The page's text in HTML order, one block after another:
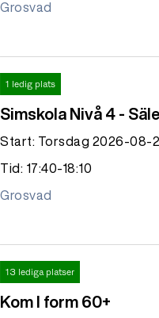
Grosvad
1 ledig plats
Simskola Nivå 4 -
Start: Torsdag 2026-08-
Tid: 17:40-18:10
Grosvad
13 lediga platser
Kom I form 60+